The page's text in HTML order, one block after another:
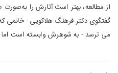
از مطالعه، بهتر است آثارش را
گفتگوی دکتر فرهنگ هلاکویی - خانمی
می ترسد - به شوهرش وابسته است اما